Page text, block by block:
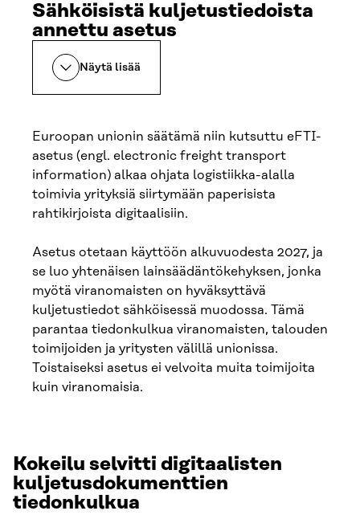
Sähköisistä kuljetustiedoista
annettu asetus
Näytä lisää
Euroopan unionin säätämä niin kutsuttu eFTI-
asetus (engl. electronic freight transport
information) alkaa ohjata logistiikka-alalla
toimivia yrityksiä siirtymään paperisista
rahtikirjoista digitaalisiin.
Asetus otetaan käyttöön alkuvuodesta 2027, ja
se luo yhtenäisen lainsäädäntökehyksen, jonka
myötä viranomaisten on hyväksyttävä
kuljetustiedot sähköisessä muodossa. Tämä
parantaa tiedonkulkua viranomaisten, talouden
toimijoiden ja yritysten välillä unionissa.
Toistaiseksi asetus ei velvoita muita toimijoita
kuin viranomaisia.
Kokeilu selvitti digitaalisten
kuljetusdokumenttien
tiedonkulkua